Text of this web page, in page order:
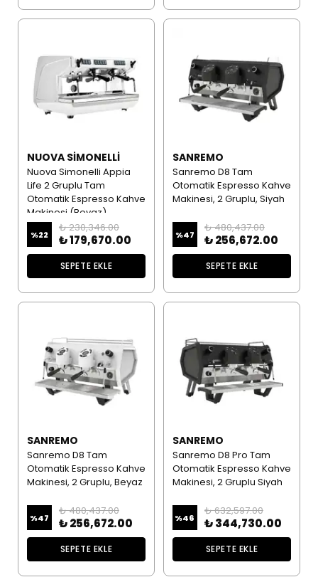
NUOVA SIMONELLI
Nuova Simonelli Appia
Life 2 Gruplu Tam
Otomatik Espresso Kahve
Makinesi (Beyaz)
%22
₺ 230,346.00
₺ 179,670.00
SEPETE EKLE
SANREMO
Sanremo D8 Tam
Otomatik Espresso Kahve
Makinesi, 2 Gruplu, Siyah
%47
₺ 480,437.00
₺ 256,672.00
SEPETE EKLE
SANREMO
Sanremo D8 Tam
Otomatik Espresso Kahve
Makinesi, 2 Gruplu, Beyaz
%47
₺ 480,437.00
₺ 256,672.00
SEPETE EKLE
SANREMO
Sanremo D8 Pro Tam
Otomatik Espresso Kahve
Makinesi, 2 Gruplu Siyah
%46
₺ 632,597.00
₺ 344,730.00
SEPETE EKLE